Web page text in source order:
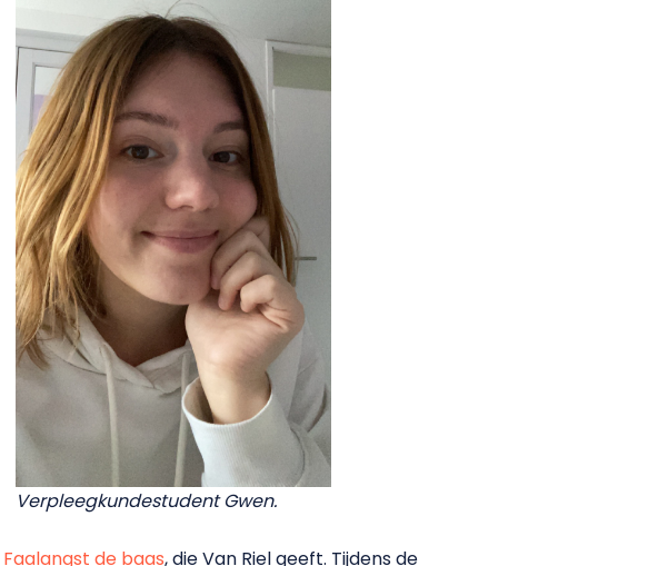
Verpleegkundestudent Gwen.
Faalangst de baas, die Van Riel geeft. Tijdens de